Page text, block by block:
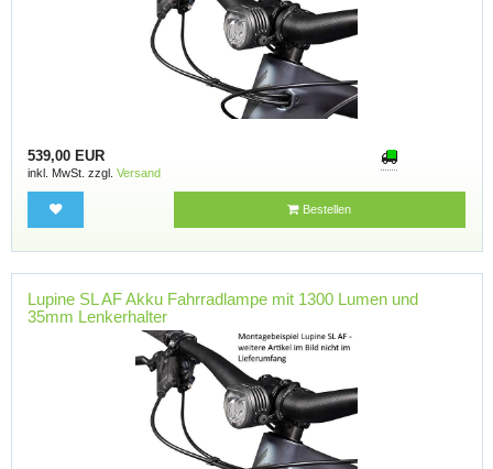
539,00 EUR
inkl. MwSt. zzgl. Versand
Bestellen
Lupine SL AF Akku Fahrradlampe mit 1300 Lumen und
35mm Lenkerhalter